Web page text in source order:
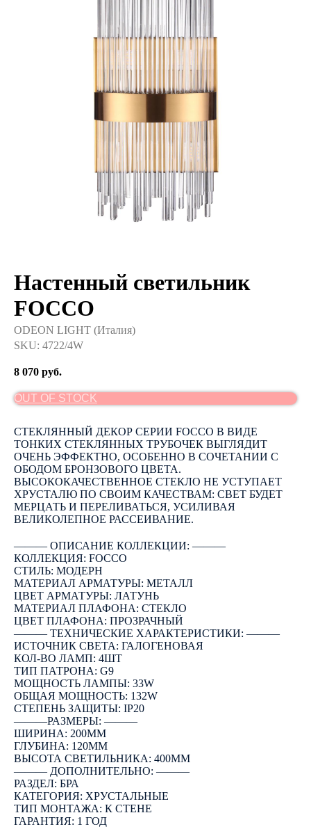
Настенный светильник
FOCCO
ODEON LIGHT (Италия)
SKU: 4722/4W
8 070 руб.
OUT OF STOCK
СТЕКЛЯННЫЙ ДЕКОР СЕРИИ FOCCO В ВИДЕ
ТОНКИХ СТЕКЛЯННЫХ ТРУБОЧЕК ВЫГЛЯДИТ
ОЧЕНЬ ЭФФЕКТНО, ОСОБЕННО В СОЧЕТАНИИ С
ОБОДОМ БРОНЗОВОГО ЦВЕТА.
ВЫСОКОКАЧЕСТВЕННОЕ СТЕКЛО НЕ УСТУПАЕТ
ХРУСТАЛЮ ПО СВОИМ КАЧЕСТВАМ: СВЕТ БУДЕТ
МЕРЦАТЬ И ПЕРЕЛИВАТЬСЯ, УСИЛИВАЯ
ВЕЛИКОЛЕПНОЕ РАССЕИВАНИЕ.
――― ОПИСАНИЕ КОЛЛЕКЦИИ: ―――
КОЛЛЕКЦИЯ: FOCCO
СТИЛЬ: МОДЕРН
МАТЕРИАЛ АРМАТУРЫ: МЕТАЛЛ
ЦВЕТ АРМАТУРЫ: ЛАТУНЬ
МАТЕРИАЛ ПЛАФОНА: СТЕКЛО
ЦВЕТ ПЛАФОНА: ПРОЗРАЧНЫЙ
――― ТЕХНИЧЕСКИЕ ХАРАКТЕРИСТИКИ: ―――
ИСТОЧНИК СВЕТА: ГАЛОГЕНОВАЯ
КОЛ-ВО ЛАМП: 4ШТ
ТИП ПАТРОНА: G9
МОЩНОСТЬ ЛАМПЫ: 33W
ОБЩАЯ МОЩНОСТЬ: 132W
СТЕПЕНЬ ЗАЩИТЫ: IP20
―――РАЗМЕРЫ: ―――
ШИРИНА: 200ММ
ГЛУБИНА: 120ММ
ВЫСОТА СВЕТИЛЬНИКА: 400ММ
――― ДОПОЛНИТЕЛЬНО: ―――
РАЗДЕЛ: БРА
КАТЕГОРИЯ: ХРУСТАЛЬНЫЕ
ТИП МОНТАЖА: К СТЕНЕ
ГАРАНТИЯ: 1 ГОД